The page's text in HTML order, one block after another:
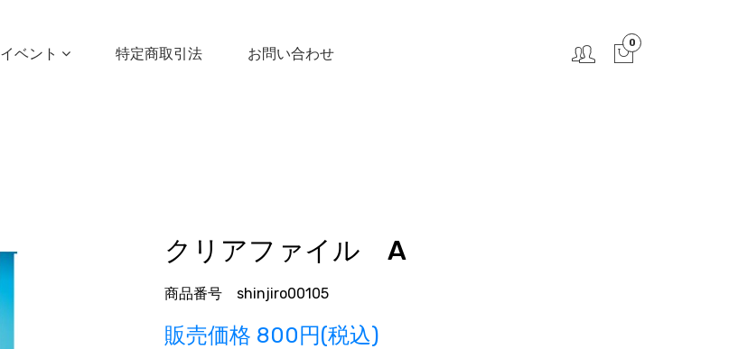
イベント 特定商取引法 お問い合わせ
0
クリアファイル A
商品番号 shinjiro00105
販売価格 800円(税込)